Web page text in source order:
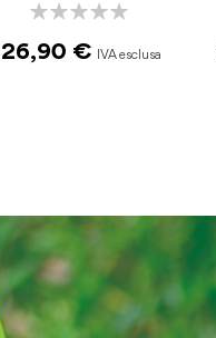
Rating:
26,90 €